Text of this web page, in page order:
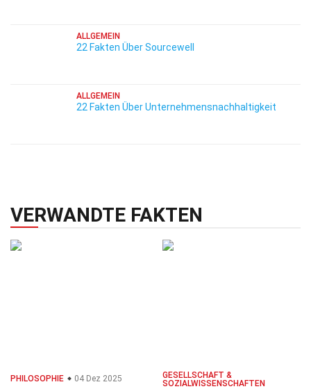
ALLGEMEIN
22 Fakten Über Sourcewell
ALLGEMEIN
22 Fakten Über Unternehmensnachhaltigkeit
VERWANDTE FAKTEN
PHILOSOPHIE 04 Dez 2025
GESELLSCHAFT &
SOZIALWISSENSCHAFTEN